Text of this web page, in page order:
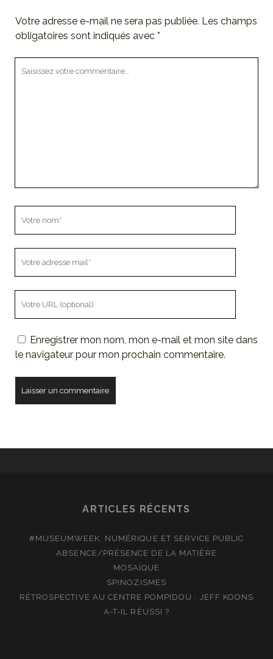
Votre adresse e-mail ne sera pas publiée. Les champs
obligatoires sont indiqués avec *
site Enregistrer mon nom, mon e-mail et mon site dans
le navigateur pour mon prochain commentaire.
ARTICLES RÉCENTS
#MUSEUMWEEK, NUMÉRIQUE ET SERVICE PUBLIC
ABSENCE/PRÉSENCE DE LA MATIÈRE
MOSAÏQUE
SPINOZISMES
RÉTROSPECTIVE AU CENTRE POMPIDOU : JEFF KOONS
A-T-IL RÉUSSI ?